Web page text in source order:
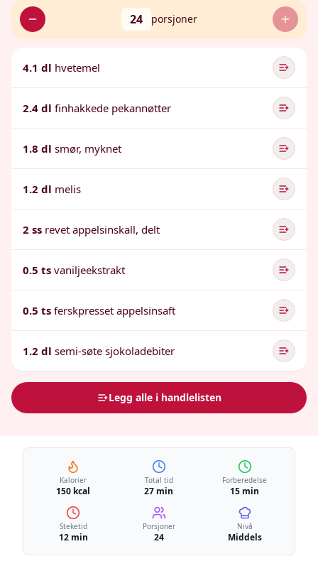
24 porsjoner
4.1 dl hvetemel
2.4 dl finhakkede pekannøtter
1.8 dl smør, myknet
1.2 dl melis
2 ss revet appelsinskall, delt
0.5 ts vaniljeekstrakt
0.5 ts ferskpresset appelsinsaft
1.2 dl semi-søte sjokoladebiter
Legg alle i handlelisten
Kalorier
150 kcal
Total tid
27 min
Forberedelse
15 min
Steketid
12 min
Porsjoner
24
Nivå
Middels